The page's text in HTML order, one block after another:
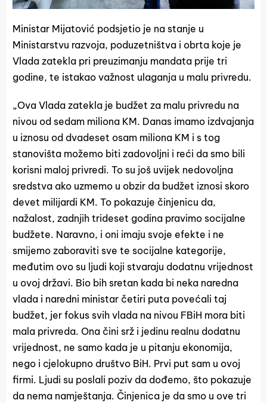
Ministar Mijatović podsjetio je na stanje u
Ministarstvu razvoja, poduzetništva i obrta koje je
Vlada zatekla pri preuzimanju mandata prije tri
godine, te istakao važnost ulaganja u malu privredu.
„Ova Vlada zatekla je budžet za malu privredu na
nivou od sedam miliona KM. Danas imamo izdvajanja
u iznosu od dvadeset osam miliona KM i s tog
stanovišta možemo biti zadovoljni i reći da smo bili
korisni maloj privredi. To su još uvijek nedovoljna
sredstva ako uzmemo u obzir da budžet iznosi skoro
devet milijardi KM. To pokazuje činjenicu da,
nažalost, zadnjih trideset godina pravimo socijalne
budžete. Naravno, i oni imaju svoje efekte i ne
smijemo zaboraviti sve te socijalne kategorije,
međutim ovo su ljudi koji stvaraju dodatnu vrijednost
u ovoj državi. Bio bih sretan kada bi neka naredna
vlada i naredni ministar četiri puta povećali taj
budžet, jer fokus svih vlada na nivou FBiH mora biti
mala privreda. Ona čini srž i jedinu realnu dodatnu
vrijednost, ne samo kada je u pitanju ekonomija,
nego i cjelokupno društvo BiH. Prvi put sam u ovoj
firmi. Ljudi su poslali poziv da dođemo, što pokazuje
da nema namještanja. Činjenica je da smo u ove tri